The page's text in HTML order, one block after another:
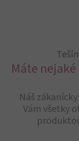
Máte
Náš
Vám všetky